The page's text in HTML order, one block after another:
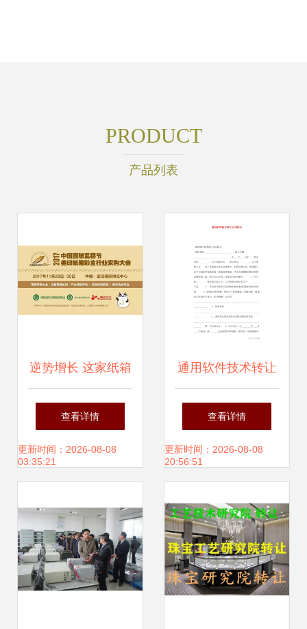
PRODUCT
产品列表
逆势增长 这家纸箱
厂如何通过技术转
让实现净利润同比
查看详情
更新时间：2026-08-08
03:35:21
通用软件技术转让
合同样式
查看详情
更新时间：2026-08-08
20:56:51